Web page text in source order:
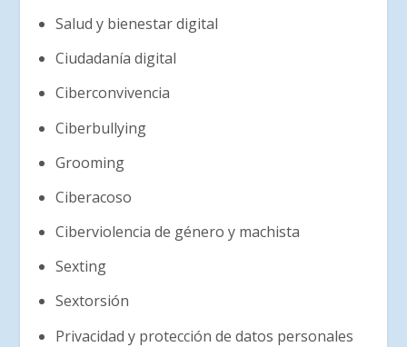
Salud y bienestar digital
Ciudadanía digital
Ciberconvivencia
Ciberbullying
Grooming
Ciberacoso
Ciberviolencia de género y machista
Sexting
Sextorsión
Privacidad y protección de datos personales